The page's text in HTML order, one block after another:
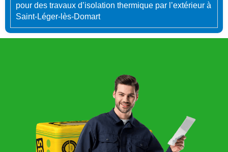
pour des travaux d’isolation thermique par l’extérieur à
Saint-Léger-lès-Domart